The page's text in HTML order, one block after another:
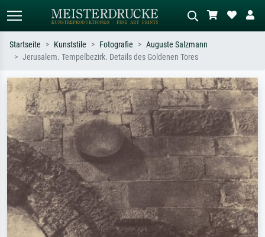
Suchen Sie nach Künstlern, Werktiteln
oder Stilen – z.B. Monet,
Sternennacht, Impressionismus, Welle
Hokusai, Akt.
Beschreiben Sie die Szene – z.B. Grüne
Wiese, Abstrakt mit viel Rot, Dunkles
Ölgemälde, Stehender Akt neben einem
Baum.
Startseite Kunststile Fotografie
Auguste Salzmann
Jerusalem. Tempelbezirk. Details des Goldenen Tores